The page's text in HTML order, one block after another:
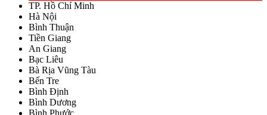
TP. Hồ Chí Minh
Hà Nội
Bình Thuận
Tiền Giang
An Giang
Bạc Liêu
Bà Rịa Vũng Tàu
Bến Tre
Bình Định
Bình Dương